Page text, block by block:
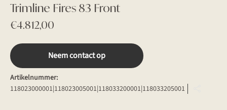
Trimline Fires 83 Front
€4.812,00
Neem contact op
Artikelnummer:
118023000001|118023005001|118033200001|118033205001